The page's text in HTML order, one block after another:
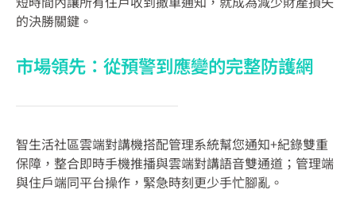
的決勝關鍵。
市場領先：從預警到應變的完整防護網
智生活社區雲端對講機搭配管理系統幫您通知+紀錄雙重
保障，整合即時手機推播與雲端對講語音雙通道；管理端
與住戶端同平台操作，緊急時刻更少手忙腳亂。